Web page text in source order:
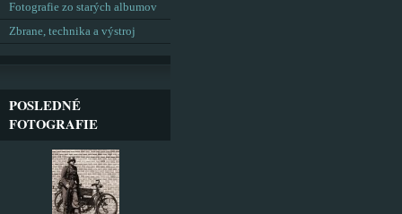
Fotografie zo starých albumov
Zbrane, technika a výstroj
POSLEDNÉ
FOTOGRAFIE